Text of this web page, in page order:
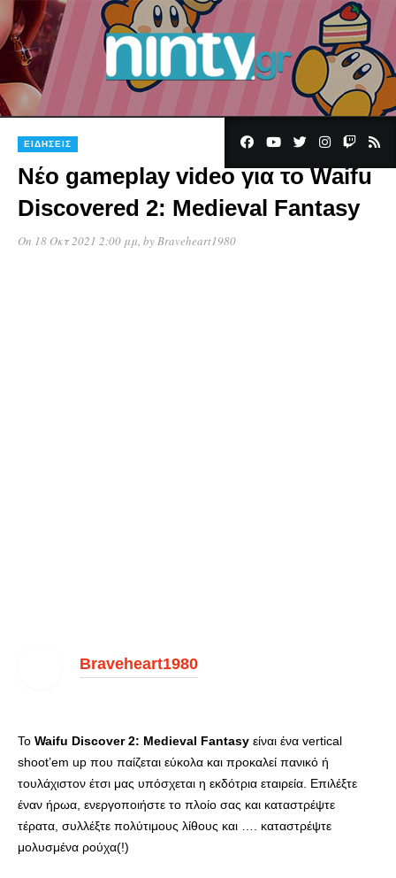
ΕΙΔΉΣΕΙΣ
Νέο gameplay video για το Waifu
Discovered 2: Medieval Fantasy
On 18 Οκτ 2021 2:00 μμ , by Braveheart1980
Braveheart1980
Το Waifu Discover 2: Medieval Fantasy είναι ένα vertical
shoot’em up που παίζεται εύκολα και προκαλεί πανικό ή
τουλάχιστον έτσι μας υπόσχεται η εκδότρια εταιρεία. Επιλέξτε
έναν ήρωα, ενεργοποιήστε το πλοίο σας και καταστρέψτε
τέρατα, συλλέξτε πολύτιμους λίθους και …. καταστρέψτε
μολυσμένα ρούχα(!)